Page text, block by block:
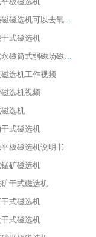
湖北高强磁磁选机可以去氧化铝
式磁选机
西宁干式永磁筒式弱磁场磁选机结构图
选机工作视频
选机视频
选机
式磁选机
板磁选机说明书
矿磁选机
干式磁选机
式磁选机
式磁选机